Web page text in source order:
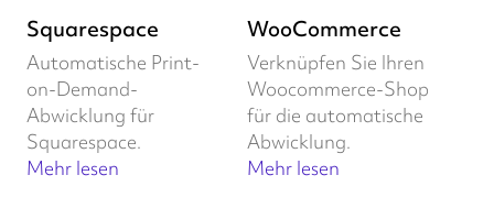
Squarespace
Automatische Print-
on-Demand-
Abwicklung für
Squarespace.
Mehr lesen
WooCommerce
Verknüpfen Sie Ihren
Woocommerce-Shop
für die automatische
Abwicklung.
Mehr lesen